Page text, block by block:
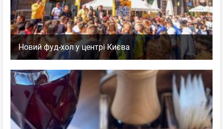
Новий фуд-хол у центрі Києва